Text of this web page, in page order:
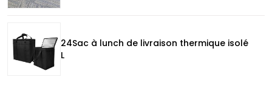
24Sac à lunch de livraison thermique isolé
L